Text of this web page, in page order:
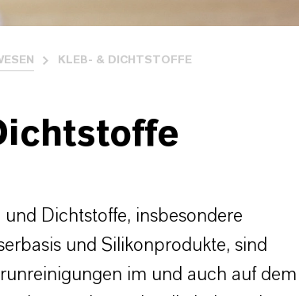
KLEB- & DICHTSTOFFE
Dichtstoffe, insbesondere
und Silikonprodukte, sind
im und auch auf dem